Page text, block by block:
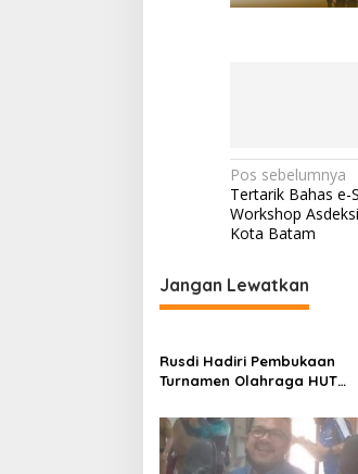
N
a
v
i
g
s
i
p
o
Pos sebelumnya
Tertarik Bahas e-
Workshop
Kota Batam
Jangan Lewatkan
Rusdi Hadiri Pembukaan
Turnamen Olahraga HUT